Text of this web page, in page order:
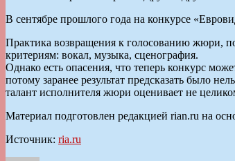
В сентябре прошлого года на конкурсе
Практика возвращения к голосованию жюри, по
критериям: вокал, музыка, сценография.
Однако есть опасения, что теперь конкурс
потому заранее результат предсказать было
талант исполнителя жюри оценивает не
Материал подготовлен редакцией rian.ru на
Источник: ria.ru